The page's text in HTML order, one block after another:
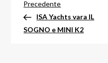
Navigazione
articoli
Articolo
precedente
Precedente
ISA Yachts vara IL
SOGNO e MINI K2